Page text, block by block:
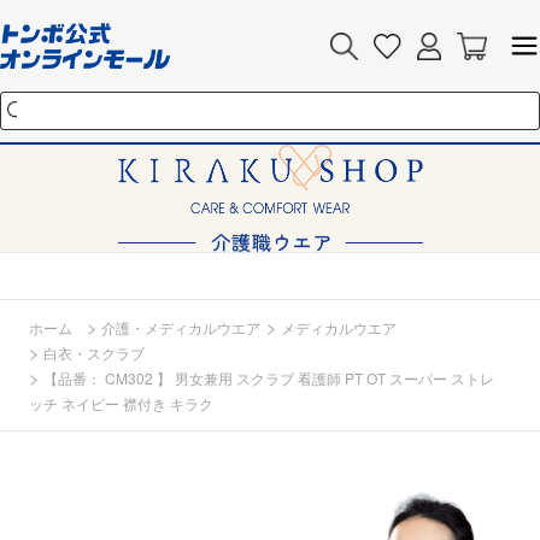
ホーム > 介護・メディカルウエア > メディカルウエア
> 白衣・スクラブ
>
【品番： CM302 】 男女兼用 スクラブ 看護師 PT OT スーパー ストレ
ッチ ネイビー 襟付き キラク